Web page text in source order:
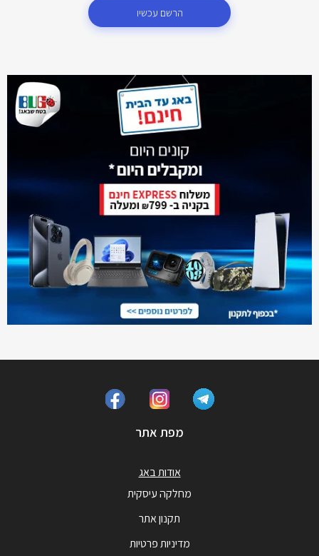
הרשם עכשיו
מפת אתר
אודות באג
מחלקה עיסקית
תקנון אתר
מדיניות פרטיות